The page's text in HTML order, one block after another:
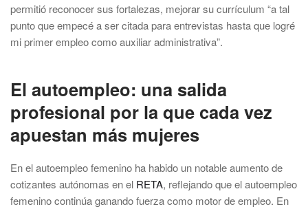
permitió reconocer sus fortalezas, mejorar su currículum “a tal
punto que empecé a ser citada para entrevistas hasta que logré
mi primer empleo como auxiliar administrativa”.
El autoempleo: una salida
profesional por la que cada vez
apuestan más mujeres
En el autoempleo femenino ha habido un notable aumento de
cotizantes autónomas en el RETA, reflejando que el autoempleo
femenino continúa ganando fuerza como motor de empleo. En